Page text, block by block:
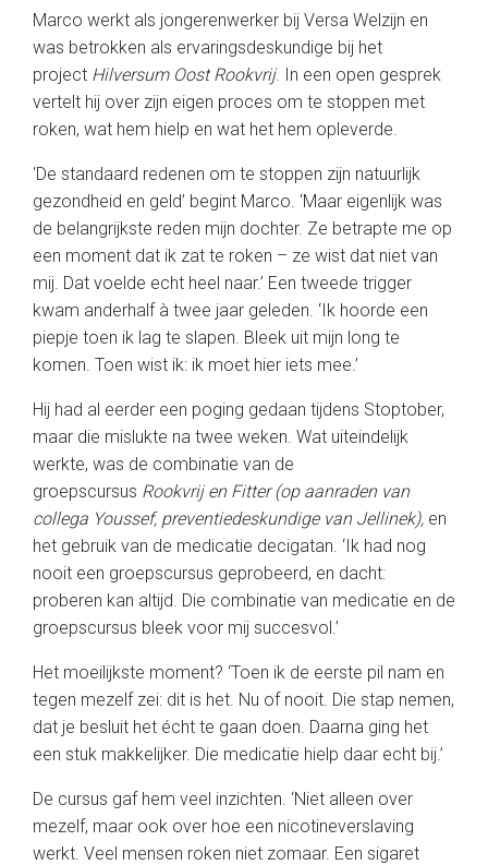
Marco werkt als jongerenwerker bij Versa Welzijn en
was betrokken als ervaringsdeskundige bij het
project Hilversum Oost Rookvrij. In een open gesprek
vertelt hij over zijn eigen proces om te stoppen met
roken, wat hem hielp en wat het hem opleverde.
‘De standaard redenen om te stoppen zijn natuurlijk
gezondheid en geld’ begint Marco. ‘Maar eigenlijk was
de belangrijkste reden mijn dochter. Ze betrapte me op
een moment dat ik zat te roken – ze wist dat niet van
mij. Dat voelde echt heel naar.’ Een tweede trigger
kwam anderhalf à twee jaar geleden. ‘Ik hoorde een
piepje toen ik lag te slapen. Bleek uit mijn long te
komen. Toen wist ik: ik moet hier iets mee.’
Hij had al eerder een poging gedaan tijdens Stoptober,
maar die mislukte na twee weken. Wat uiteindelijk
werkte, was de combinatie van de
groepscursus Rookvrij en Fitter (op aanraden van
collega Youssef, preventiedeskundige van Jellinek), en
het gebruik van de medicatie decigatan. ‘Ik had nog
nooit een groepscursus geprobeerd, en dacht:
proberen kan altijd. Die combinatie van medicatie en de
groepscursus bleek voor mij succesvol.’
Het moeilijkste moment? ‘Toen ik de eerste pil nam en
tegen mezelf zei: dit is het. Nu of nooit. Die stap nemen,
dat je besluit het écht te gaan doen. Daarna ging het
een stuk makkelijker. Die medicatie hielp daar echt bij.’
De cursus gaf hem veel inzichten. ‘Niet alleen over
mezelf, maar ook over hoe een nicotineverslaving
werkt. Veel mensen roken niet zomaar. Een sigaret